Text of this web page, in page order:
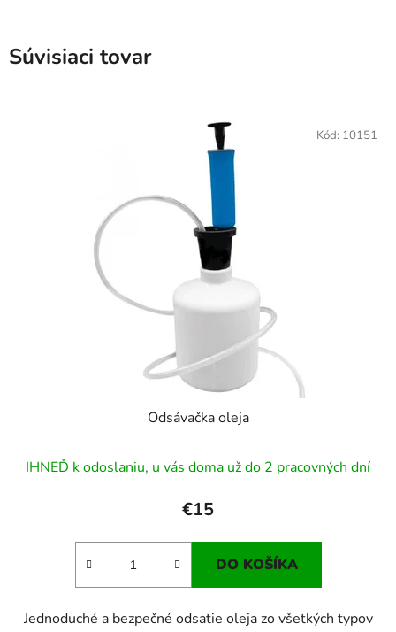
Súvisiaci tovar
Odsávačka oleja
IHNEĎ k odoslaniu, u vás doma už do 2 pracovných dní
€15
DO KOŠÍKA
Jednoduché a bezpečné odsatie oleja zo všetkých typov
Kód: 10151